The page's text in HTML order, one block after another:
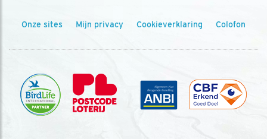
Onze sites Mijn privacy Cookieverklaring Colofon